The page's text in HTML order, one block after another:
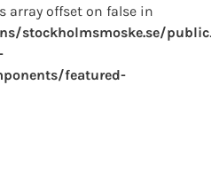
array offset on false in
stockholmsmoske.se/
featured-